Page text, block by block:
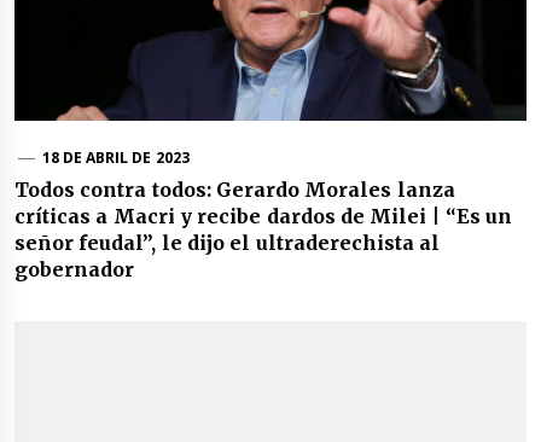
18 DE ABRIL DE 2023
Todos contra todos: Gerardo Morales lanza
críticas a Macri y recibe dardos de Milei | “Es un
señor feudal”, le dijo el ultraderechista al
gobernador